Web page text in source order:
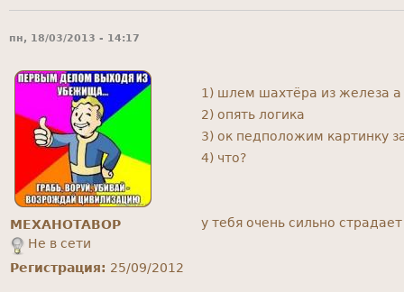
пн, 18/03/2013 - 14:17
MEXAHOTABOP
Не в сети
Регистрация: 25/09/2012
1) шлем шахтёра из железа а
2) опять логика
3) ок педположим картинку
4) что?
у тебя очень сильно